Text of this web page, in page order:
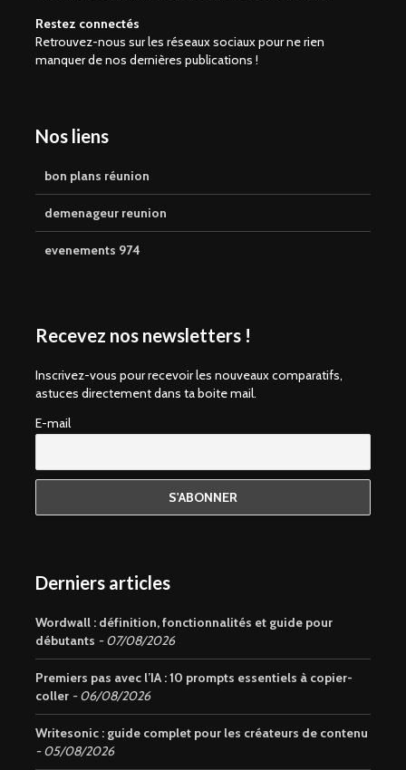
Restez connectés
Retrouvez-nous sur les réseaux sociaux pour ne rien
manquer de nos dernières publications !
Nos liens
bon plans réunion
demenageur reunion
evenements 974
Recevez nos newsletters !
Inscrivez-vous pour recevoir les nouveaux comparatifs,
astuces directement dans ta boite mail.
E-mail
Derniers articles
Wordwall : définition, fonctionnalités et guide pour
débutants
07/08/2026
Premiers pas avec l’IA : 10 prompts essentiels à copier-
coller
06/08/2026
Writesonic : guide complet pour les créateurs de contenu
05/08/2026